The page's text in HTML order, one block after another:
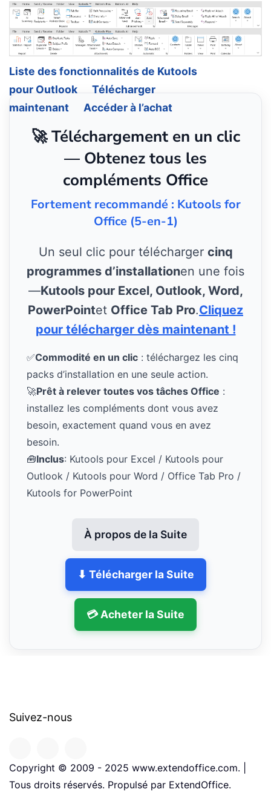
Liste des fonctionnalités de Kutools
pour Outlook
Télécharger
maintenant
Accéder à l’achat
🚀 Téléchargement en un clic
— Obtenez tous les
compléments Office
Fortement recommandé : Kutools for
Office (5-en-1)
Un seul clic pour télécharger cinq
programmes d’installationen une fois
—Kutools pour Excel, Outlook, Word,
PowerPointet Office Tab Pro.Cliquez
pour télécharger dès maintenant !
✅Commodité en un clic : téléchargez les cinq
packs d’installation en une seule action.
🚀Prêt à relever toutes vos tâches Office :
installez les compléments dont vous avez
besoin, exactement quand vous en avez
besoin.
🧰Inclus: Kutools pour Excel / Kutools pour
Outlook / Kutools pour Word / Office Tab Pro /
Kutools for PowerPoint
À propos de la Suite
⬇ Télécharger la Suite
💳 Acheter la Suite
Suivez-nous
Copyright © 2009 - 2025 www.extendoffice.com. |
Tous droits réservés. Propulsé par ExtendOffice.